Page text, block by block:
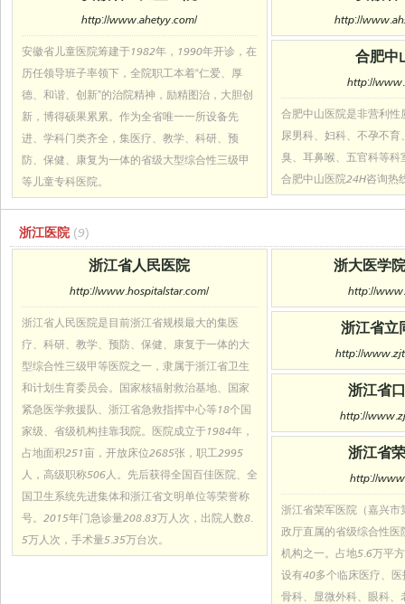
http://www.ahetyy.com/
安徽省儿童医院筹建于1982年，1990年开诊，在
历任领导班子率领下，全院职工本着“仁爱、厚
德、和谐、创新”的治院精神，励精图治，大胆创
新，博得硕果累累。作为全省唯一一所设备先
进、学科门类齐全，集医疗、教学、科研、预
防、保健、康复为一体的省级大型综合性三级甲
等儿童专科医院。
http://
合肥中
http://
合肥中山医院是非营利性
尿男科、妇科、不孕不
臭、耳鼻喉、五官科等科
合肥中山医院24H咨询热
浙江医院 (9)
浙江省人民医院
http://www.hospitalstar.com/
浙江省人民医院是目前浙江省规模最大的集医
疗、科研、教学、预防、保健、康复于一体的大
型综合性三级甲等医院之一，隶属于浙江省卫生
和计划生育委员会。国家核辐射救治基地、国家
紧急医学救援队、浙江省急救指挥中心等18个国
家级、省级机构挂靠我院。医院成立于1984年，
占地面积251亩，开放床位2685张，职工2995
人，高级职称506人。先后获得全国百佳医院、全
国卫生系统先进集体和浙江省文明单位等荣誉称
号。2015年门急诊量208.83万人次，出院人数8.
5万人次，手术量5.35万台次。
浙大医学
http://
浙江省立
http://
浙江省
http://
浙江省
http://
浙江省荣军医院（嘉兴市
政厅直属的省级综合性医
机构之一。占地5.6万平
设有40多个临床医疗、
骨科、显微外科、眼科、